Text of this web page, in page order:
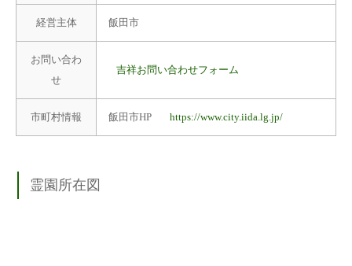
経営主体 飯田市
お問い合わ
せ
吉祥お問い合わせフォーム
市町村情報 飯田市HP https://www.city.iida.lg.jp/
霊園所在図